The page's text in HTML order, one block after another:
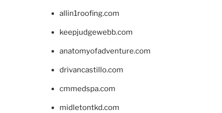
allin1roofing.com
keepjudgewebb.com
anatomyofadventure.com
drivancastillo.com
cmmedspa.com
midletontkd.com